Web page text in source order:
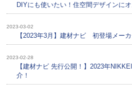
DIYにも使いたい！住空間デザインに
2023-03-02
【2023年3月】建材ナビ 初登場メー
2023-02-28
【建材ナビ 先行公開！】2023年
介！